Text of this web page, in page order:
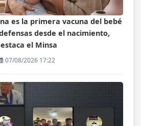
es la primera vacuna del bebé
desde el nacimiento,
el Minsa
07/08/2026 17:22